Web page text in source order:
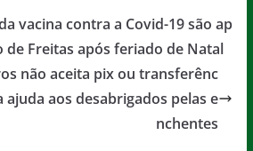
s
A
p
p
a
g
e
da vacina contra a Covid-19 são ap
de Freitas após feriado de Natal
não aceita pix ou transferênc
ajuda aos desabrigados pelas e
nchentes